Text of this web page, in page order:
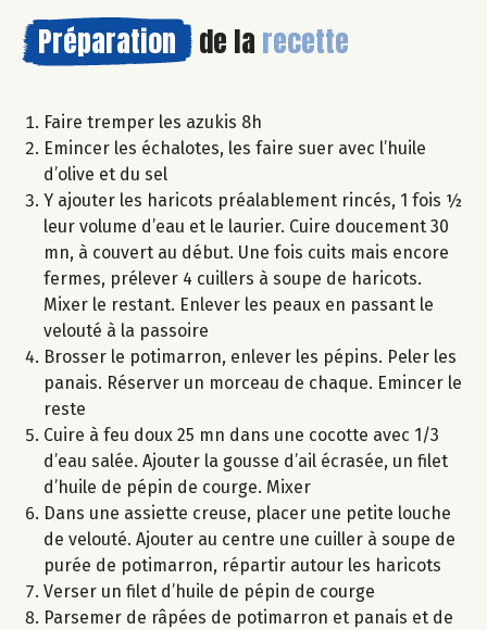
Préparation de la recette
Faire tremper les azukis 8h
Emincer les échalotes, les faire suer avec l’huile
d’olive et du sel
Y ajouter les haricots préalablement rincés, 1 fois ½
leur volume d’eau et le laurier. Cuire doucement 30
mn, à couvert au début. Une fois cuits mais encore
fermes, prélever 4 cuillers à soupe de haricots.
Mixer le restant. Enlever les peaux en passant le
velouté à la passoire
Brosser le potimarron, enlever les pépins. Peler les
panais. Réserver un morceau de chaque. Emincer le
reste
Cuire à feu doux 25 mn dans une cocotte avec 1/3
d’eau salée. Ajouter la gousse d’ail écrasée, un filet
d’huile de pépin de courge. Mixer
Dans une assiette creuse, placer une petite louche
de velouté. Ajouter au centre une cuiller à soupe de
purée de potimarron, répartir autour les haricots
Verser un filet d’huile de pépin de courge
Parsemer de râpées de potimarron et panais et de